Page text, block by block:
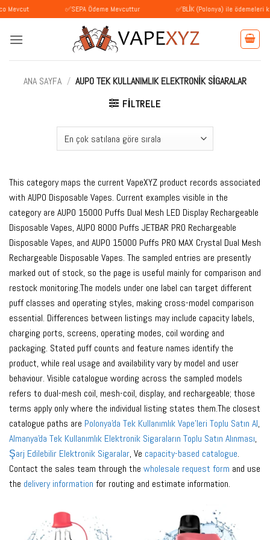
İçeriğe
atla
✅SEPA Ödeme Mevcuttur ✅BLİK (Polonya) ile ödemeleri kabul
ANA SAYFA / AUPO TEK KULLANIMLIK ELEKTRONIK SIGARALAR
FILTRELE
This category maps the current VapeXYZ product records associated
with AUPO Disposable Vapes. Current examples visible in the
category are AUPO 15000 Puffs Dual Mesh LED Display Rechargeable
Disposable Vapes, AUPO 8000 Puffs JETBAR PRO Rechargeable
Disposable Vapes, and AUPO 15000 Puffs PRO MAX Crystal Dual Mesh
Rechargeable Disposable Vapes. The sampled entries are presently
marked out of stock, so the page is useful mainly for comparison and
restock monitoring.The models under one label can target different
puff classes and operating styles, making cross-model comparison
essential. Differences between listings may include capacity labels,
charging ports, screens, operating modes, coil wording and
packaging. Stated puff counts and feature names identify the
product, while real usage and availability vary by model and user
behaviour. Visible catalogue wording across the sampled models
refers to dual-mesh coil, mesh-coil, display, and rechargeable; those
terms apply only where the individual listing states them.The closest
catalogue paths are Polonya'da Tek Kullanımlık Vape'leri Toplu Satın Al,
Almanya'da Tek Kullanımlık Elektronik Sigaraların Toplu Satın Alınması,
Şarj Edilebilir Elektronik Sigaralar, Ve capacity-based catalogue.
Contact the sales team through the wholesale request form and use
the delivery information for routing and estimate information.